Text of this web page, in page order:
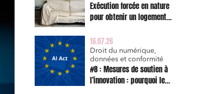
Exécution forcée en nature
pour obtenir un logement
triennale de l’action en
réparation
16.07.26
Droit du numérique,
données et conformité
#8 : Mesures de soutien à
l’innovation : pourquoi le